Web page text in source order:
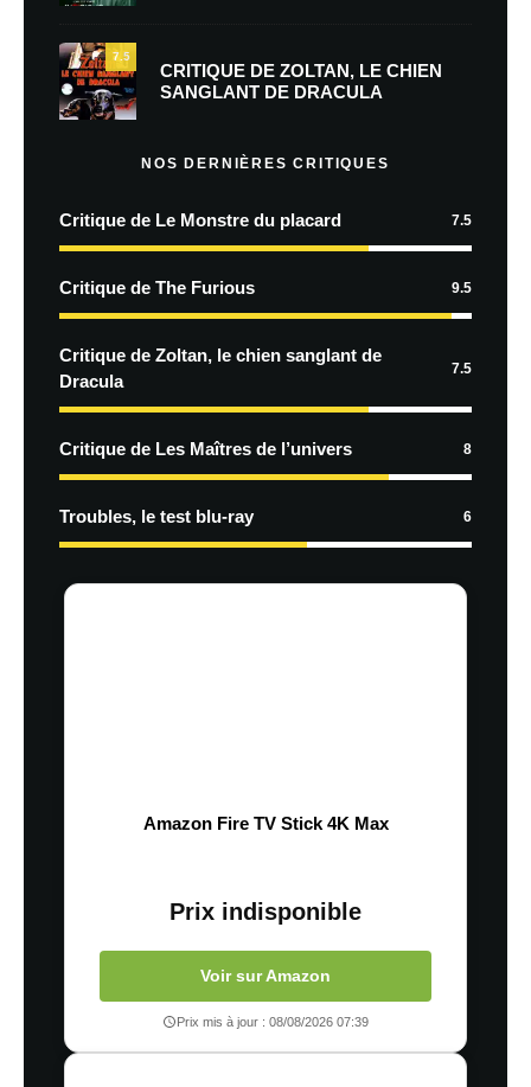
7.5
CRITIQUE DE ZOLTAN, LE CHIEN
SANGLANT DE DRACULA
NOS DERNIÈRES CRITIQUES
Critique de Le Monstre du placard 7.5
Critique de The Furious 9.5
Critique de Zoltan, le chien sanglant de
Dracula
7.5
Critique de Les Maîtres de l’univers 8
Troubles, le test blu-ray 6
Amazon Fire TV Stick 4K Max
Prix indisponible
Voir sur Amazon
Prix mis à jour : 08/08/2026 07:39